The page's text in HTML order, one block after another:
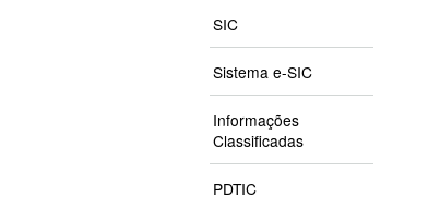
SIC
Sistema e-SIC
Informações
Classificadas
PDTIC